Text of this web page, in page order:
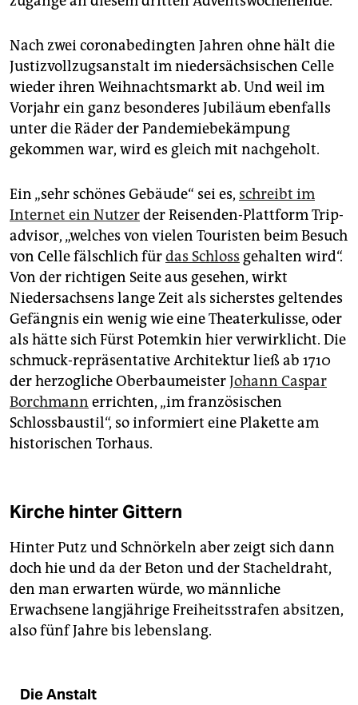
Nach zwei coronabedingten Jahren ohne hält die
Justizvollzugsanstalt im niedersächsischen Celle
wieder ihren Weihnachtsmarkt ab. Und weil im
Vorjahr ein ganz besonderes Jubiläum ebenfalls
unter die Räder der Pandemiebekämpung
gekommen war, wird es gleich mit nachgeholt.
Ein „sehr schönes Gebäude“ sei es, schreibt im
Internet ein Nutzerder Reisenden-Plattform Trip­
advisor, „welches von vielen Touristen beim Besuch
von Celle fälschlich fürdas Schloss gehalten wird“.
Von der richtigen Seite aus gesehen, wirkt
Niedersachsens lange Zeit als sicherstes geltendes
Gefängnis ein wenig wie eine Theaterkulisse, oder
als hätte sich Fürst Potemkin hier verwirklicht. Die
schmuck-repräsentative Architektur ließ ab 1710
der herzogliche OberbaumeisterJohann Caspar
Borchmann errichten, „im französischen
Schlossbaustil“, so informiert eine Plakette am
historischen Torhaus.
Kirche hinter Gittern
Hinter Putz und Schnörkeln aber zeigt sich dann
doch hie und da der Beton und der Stacheldraht,
den man erwarten würde, wo männliche
Erwachsene langjährige Freiheitsstrafen absitzen,
also fünf Jahre bis lebenslang.
Die Anstalt